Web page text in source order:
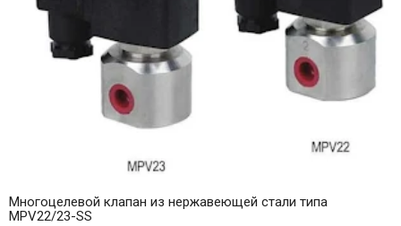
Многоцелевой клапан из нержавеющей стали типа
MPV22/23-SS